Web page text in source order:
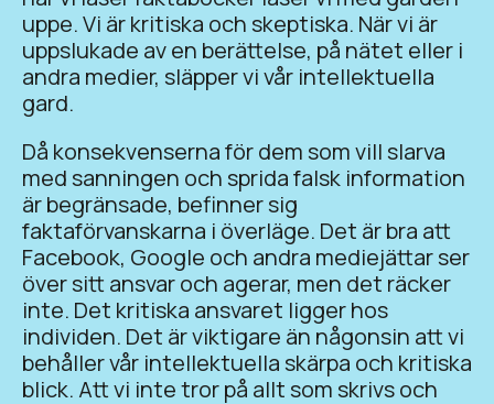
uppe. Vi är kritiska och skeptiska. När vi är
uppslukade av en berättelse, på nätet eller i
andra medier, släpper vi vår intellektuella
gard.
Då konsekvenserna för dem som vill slarva
med sanningen och sprida falsk information
är begränsade, befinner sig
faktaförvanskarna i överläge. Det är bra att
Facebook, Google och andra mediejättar ser
över sitt ansvar och agerar, men det räcker
inte. Det kritiska ansvaret ligger hos
individen. Det är viktigare än någonsin att vi
behåller vår intellektuella skärpa och kritiska
blick. Att vi inte tror på allt som skrivs och